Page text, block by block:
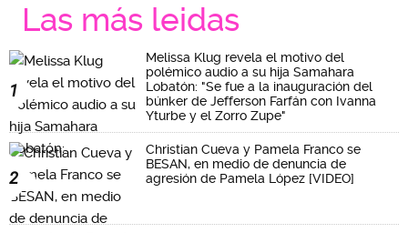
Las más leidas
1
Melissa Klug revela el motivo del
polémico audio a su hija Samahara
Lobatón: "Se fue a la inauguración del
búnker de Jefferson Farfán con Ivanna
Yturbe y el Zorro Zupe"
2
Christian Cueva y Pamela Franco se
BESAN, en medio de denuncia de
agresión de Pamela López [VIDEO]